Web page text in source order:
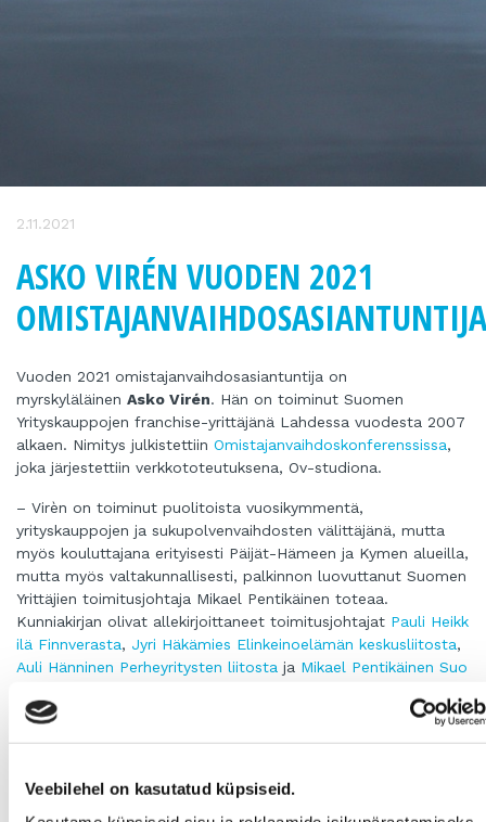
Veebilehel on kasutatud küpsiseid.
2.11.2021
ASKO VIRÉN VUODEN 2021
Vuoden 2021 omistajanvaihdosasiantuntija on
myrskyläläinen Asko Virén. Hän on toiminut Suomen
Yrityskauppojen franchise-yrittäjänä Lahdessa vuodesta 2007
alkaen. Nimitys julkistettiin Omistajanvaihdoskonferenssissa,
joka järjestettiin verkkototeutuksena, Ov-studiona.
– Virèn on toiminut puolitoista vuosikymmentä,
yrityskauppojen ja sukupolvenvaihdosten välittäjänä, mutta
myös kouluttajana erityisesti Päijät-Hämeen ja Kymen alueilla,
mutta myös valtakunnallisesti, palkinnon luovuttanut Suomen
Yrittäjien toimitusjohtaja Mikael Pentikäinen toteaa.
Kunniakirjan olivat allekirjoittaneet toimitusjohtajat Pauli Heikk
ilä Finnverasta, Jyri Häkämies Elinkeinoelämän keskusliitosta,
Auli Hänninen Perheyritysten liitosta ja Mikael Pentikäinen Suo
Valinnan teki
kehittämiseen. Vuoden omistajanvaihdosasiantuntija nimettiin